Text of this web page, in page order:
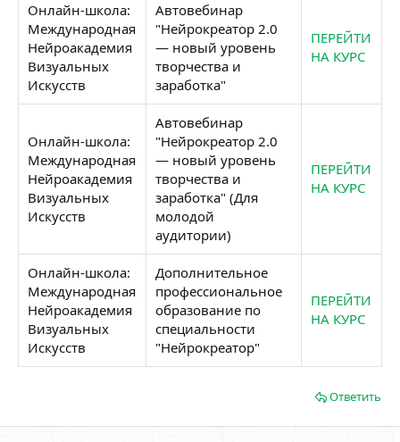
Онлайн-школа:
Международная
Нейроакадемия
Визуальных
Искусств
Автовебинар
"Нейрокреатор 2.0
— новый уровень
творчества и
заработка"
ПЕРЕЙТИ
НА КУРС
Онлайн-школа:
Международная
Нейроакадемия
Визуальных
Искусств
Автовебинар
"Нейрокреатор 2.0
— новый уровень
творчества и
заработка" (Для
молодой
аудитории)
ПЕРЕЙТИ
НА КУРС
Онлайн-школа:
Международная
Нейроакадемия
Визуальных
Искусств
Дополнительное
профессиональное
образование по
специальности
"Нейрокреатор"
ПЕРЕЙТИ
НА КУРС
Ответить